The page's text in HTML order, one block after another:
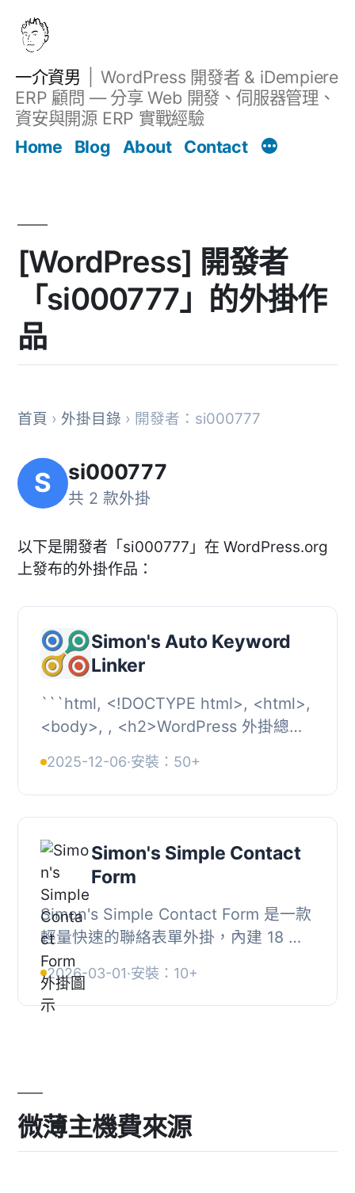
一介資男
WordPress 開發者 & iDempiere
ERP 顧問 — 分享 Web 開發、伺服器管理、
資安與開源 ERP 實戰經驗
Home
Blog About Contact
[WordPress] 開發者
「si000777」的外掛作
品
首頁 › 外掛目錄 › 開發者：si000777
S si000777
共 2 款外掛
以下是開發者「si000777」在 WordPress.org
上發布的外掛作品：
Simon's Auto Keyword
Linker
```html, <!DOCTYPE html>, <html>,
<body>, , <h2>WordPress 外掛總
Keyword Linker 是一...
2025-12-06·安裝：50+
Simon's Simple Contact
Form
Simon's Simple Contact Form 是一款
輕量快速的聯絡表單外掛，內建 18 種
佈景主題與垃圾訊息防護機制，支援
SMTP 寄信，適合需要簡潔美觀且即裝
即用聯絡...
2026-03-01·安裝：10+
微薄主機費來源
文章